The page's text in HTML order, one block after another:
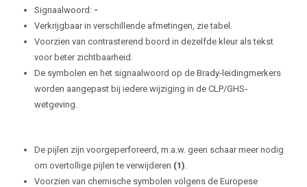
Signaalwoord: -
Verkrijgbaar in verschillende afmetingen, zie tabel.
Voorzien van contrasterend boord in dezelfde kleur als tekst
voor beter zichtbaarheid.
De symbolen en het signaalwoord op de Brady-leidingmerkers
worden aangepast bij iedere wijziging in de CLP/GHS-
wetgeving.
De pijlen zijn voorgeperforeerd, m.a.w. geen schaar meer nodig
om overtollige pijlen te verwijderen (1).
Voorzien van chemische symbolen volgens de Europese